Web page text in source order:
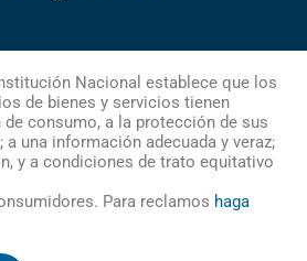
Nacional establece que los
de bienes y servicios tienen
consumo, a la protección de sus
una información adecuada y veraz;
y a condiciones de trato equitativo
Para reclamos haga